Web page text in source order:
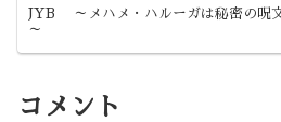
JYB ～メハメ・ハルーガは秘密の呪
～
コメント